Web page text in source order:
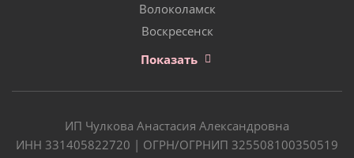
Волоколамск
Воскресенск
Показать
ИП Чулкова Анастасия Александровна
ИНН 331405822720 | ОГРН/ОГРНИП 325508100350519